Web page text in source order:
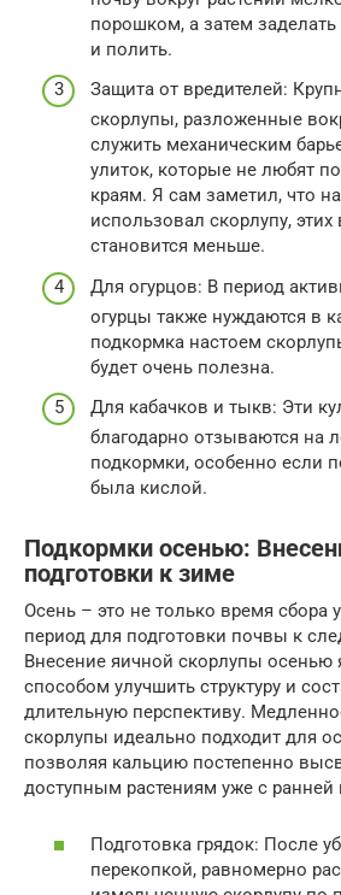
порошком, а затем
и полить.
Защита от вредителей:
скорлупы, разложенные
служить механическим
улиток, которые не любят
краям. Я сам заметил, что на
использовал скорлупу, этих
становится меньше.
Для огурцов: В период
огурцы также нуждаются в
подкормка настоем
будет очень полезна.
Для кабачков и тыкв: Эти
благодарно отзываются на
подкормки, особенно если
была кислой.
Подкормки осенью:
подготовки к зиме
Осень – это не только время сбора
период для подготовки почвы к
Внесение яичной скорлупы осенью
способом улучшить структуру и
длительную перспективу.
скорлупы идеально подходит для
позволяя кальцию постепенно
доступным растениям уже с ранней
Подготовка грядок: После
перекопкой, равномерно